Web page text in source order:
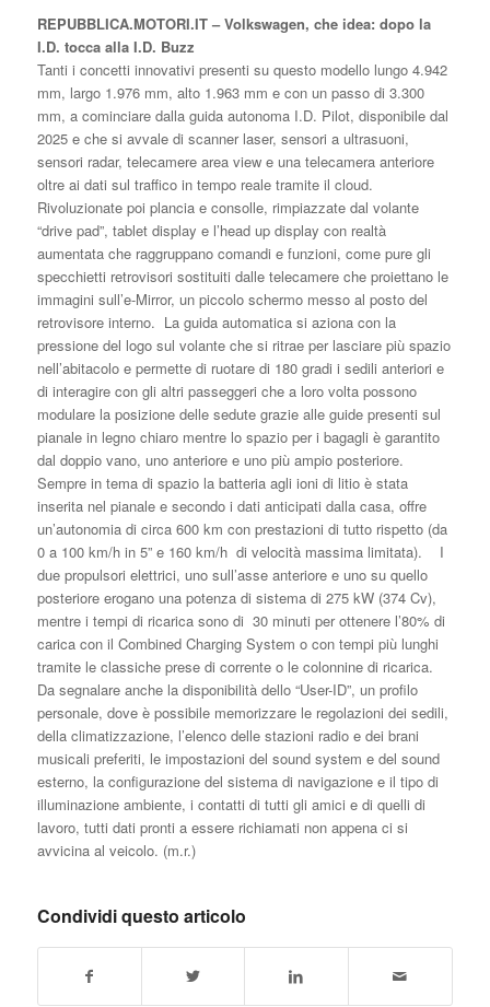
REPUBBLICA.MOTORI.IT – Volkswagen, che idea: dopo la
I.D. tocca alla I.D. Buzz
Tanti i concetti innovativi presenti su questo modello lungo 4.942
mm, largo 1.976 mm, alto 1.963 mm e con un passo di 3.300
mm, a cominciare dalla guida autonoma I.D. Pilot, disponibile dal
2025 e che si avvale di scanner laser, sensori a ultrasuoni,
sensori radar, telecamere area view e una telecamera anteriore
oltre ai dati sul traffico in tempo reale tramite il cloud.
Rivoluzionate poi plancia e consolle, rimpiazzate dal volante
“drive pad”, tablet display e l’head up display con realtà
aumentata che raggruppano comandi e funzioni, come pure gli
specchietti retrovisori sostituiti dalle telecamere che proiettano le
immagini sull’e-Mirror, un piccolo schermo messo al posto del
retrovisore interno. La guida automatica si aziona con la
pressione del logo sul volante che si ritrae per lasciare più spazio
nell’abitacolo e permette di ruotare di 180 gradi i sedili anteriori e
di interagire con gli altri passeggeri che a loro volta possono
modulare la posizione delle sedute grazie alle guide presenti sul
pianale in legno chiaro mentre lo spazio per i bagagli è garantito
dal doppio vano, uno anteriore e uno più ampio posteriore.
Sempre in tema di spazio la batteria agli ioni di litio è stata
inserita nel pianale e secondo i dati anticipati dalla casa, offre
un’autonomia di circa 600 km con prestazioni di tutto rispetto (da
0 a 100 km/h in 5” e 160 km/h di velocità massima limitata). I
due propulsori elettrici, uno sull’asse anteriore e uno su quello
posteriore erogano una potenza di sistema di 275 kW (374 Cv),
mentre i tempi di ricarica sono di 30 minuti per ottenere l’80% di
carica con il Combined Charging System o con tempi più lunghi
tramite le classiche prese di corrente o le colonnine di ricarica.
Da segnalare anche la disponibilità dello “User-ID”, un profilo
personale, dove è possibile memorizzare le regolazioni dei sedili,
della climatizzazione, l’elenco delle stazioni radio e dei brani
musicali preferiti, le impostazioni del sound system e del sound
esterno, la configurazione del sistema di navigazione e il tipo di
illuminazione ambiente, i contatti di tutti gli amici e di quelli di
lavoro, tutti dati pronti a essere richiamati non appena ci si
avvicina al veicolo. (m.r.)
Condividi questo articolo